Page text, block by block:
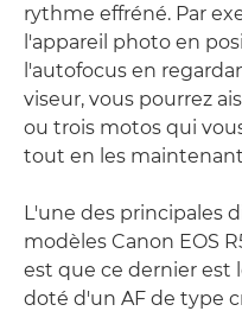
rythme effréné. Par
l'appareil photo en
l'autofocus en
viseur, vous pourrez
ou trois motos qui
tout en les
L'une des principales
modèles Canon EOS
est que ce dernier est
doté d'un AF de type